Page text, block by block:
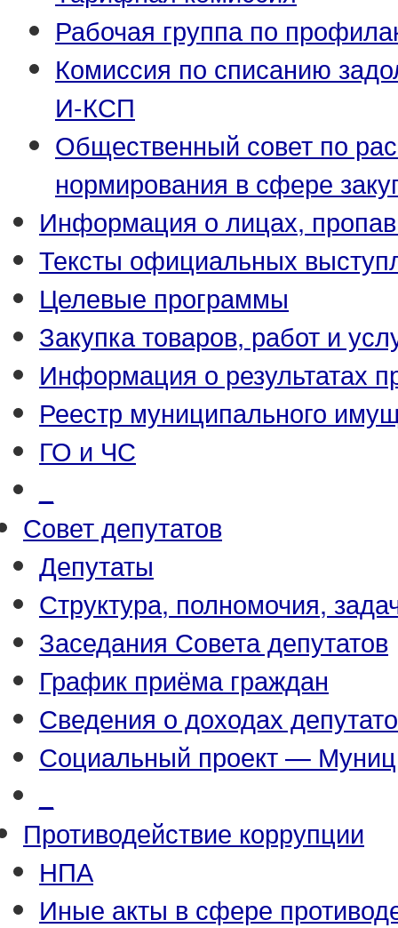
Рабочая группа по
Комиссия по списанию
И-КСП
Общественный совет по
нормирования в сфере
Информация о лицах,
Тексты официальных
Целевые программы
Закупка товаров, работ и
Информация о результатах
Реестр муниципального
ГО и ЧС
Совет депутатов
Депутаты
Структура, полномочия,
Заседания Совета депутатов
График приёма граждан
Сведения о доходах
Социальный проект —
Противодействие коррупции
НПА
Иные акты в сфере